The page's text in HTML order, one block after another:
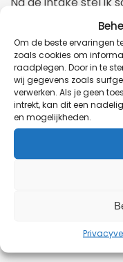
Om de beste ervaringen
zoals cookies om
raadplegen. Door in te
wij gegevens zoals
verwerken. Als je geen
intrekt, kan dit een
en mogelijkheden.
op. Door middel
geregistreerd
en deskundig om
Met een
van de spieren
Controleer je
vragenlijst in. Je
klachten hebt in